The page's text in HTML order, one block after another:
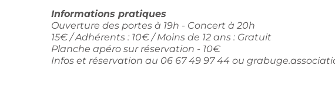
Informations pratiques
Ouverture des portes à 19h - Concert à 20h
15€ / Adhérents : 10€ / Moins de 12 ans : Gratuit
Planche apéro sur réservation - 10€
Infos et réservation au 06 67 49 97 44 ou